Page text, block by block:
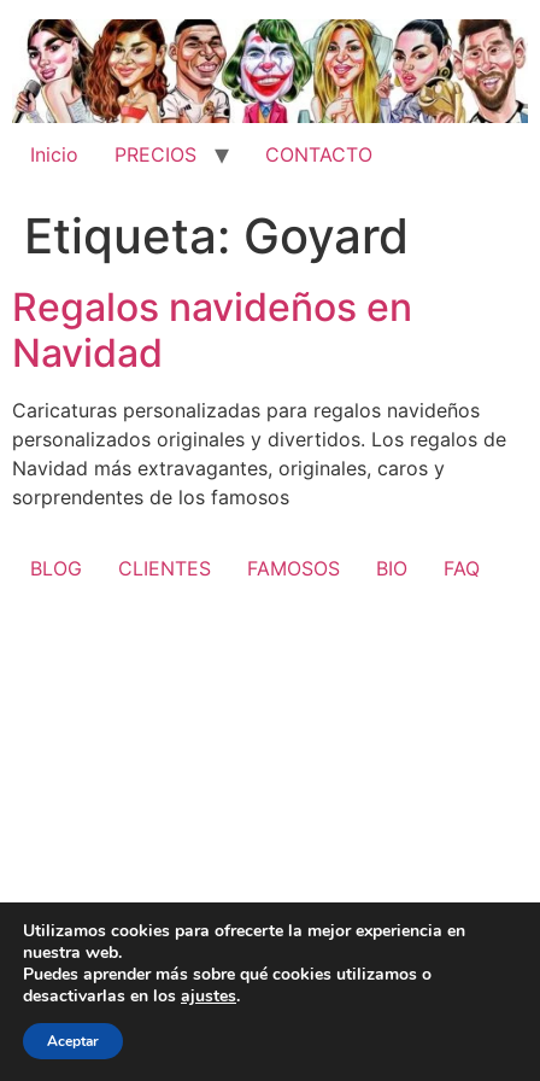
contenido
Inicio PRECIOS CONTACTO
Etiqueta: Goyard
Regalos navideños en
Navidad
Caricaturas personalizadas para regalos navideños
personalizados originales y divertidos. Los regalos de
Navidad más extravagantes, originales, caros y
sorprendentes de los famosos
BLOG CLIENTES FAMOSOS BIO FAQ
Utilizamos cookies para ofrecerte la mejor experiencia en
nuestra web.
Puedes aprender más sobre qué cookies utilizamos o
desactivarlas en los ajustes.
Aceptar